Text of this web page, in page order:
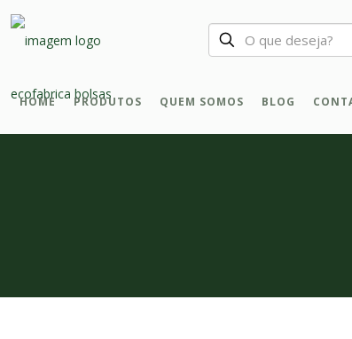
HOME PRODUTOS QUEM SOMOS BLOG